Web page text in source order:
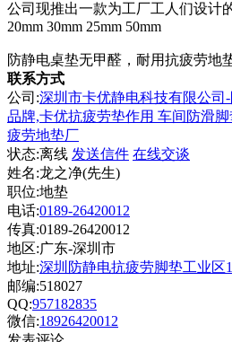
公司现推出一款为工厂工人们设计
20mm 30mm 25mm 50mm
防静电桌垫无甲醛，耐用抗疲劳地
联系方式
公司:深圳市卡优静电科技有限公司
品牌,卡优抗疲劳垫作用 车间防滑
疲劳地垫厂
状态:离线 发送信件 在线交谈
姓名:龙之净(先生)
职位:地垫
电话:0189-26420012
传真:0189-26420012
地区:广东-深圳市
地址:深圳防静电抗疲劳脚垫工业区
邮编:518027
QQ:957182835
微信:18926420012